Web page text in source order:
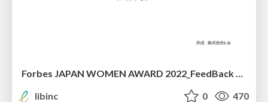
libinc
0 470